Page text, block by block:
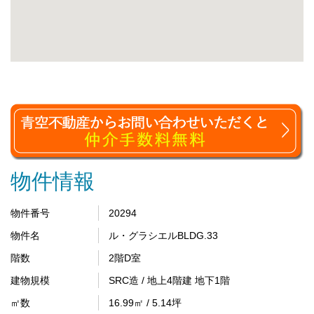
物件情報
物件番号
20294
物件名
ル・グラシエルBLDG.33
階数
2階D室
建物規模
SRC造 / 地上4階建 地下1階
㎡数
16.99㎡ / 5.14坪